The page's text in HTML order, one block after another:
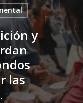
y
las